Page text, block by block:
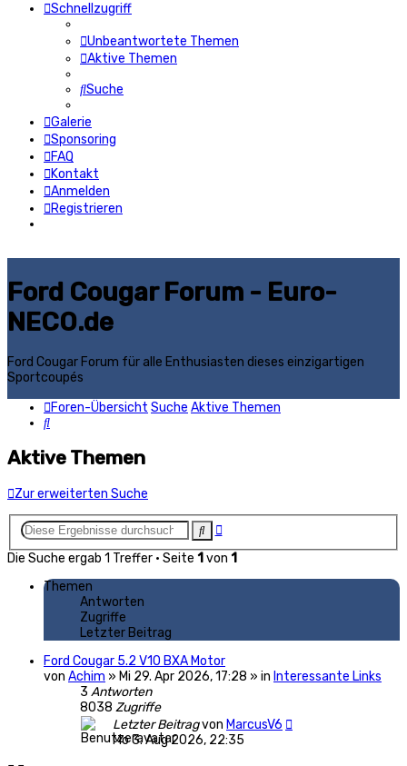
Schnellzugriff
Unbeantwortete Themen
Aktive Themen
Suche
Galerie
Sponsoring
FAQ
Kontakt
Anmelden
Registrieren
Ford Cougar Forum - Euro-
NECO.de
Ford Cougar Forum für alle Enthusiasten dieses einzigartigen
Sportcoupés
Foren-Übersicht Suche Aktive Themen
Suche
Aktive Themen
Zur erweiterten Suche
SucheErweiterte
Die Suche ergab 1 Treffer • Seite 1von 1
Themen
Antworten
Zugriffe
Letzter Beitrag
Ford Cougar 5.2 V10 BXA Motor
von Achim » Mi 29. Apr 2026, 17:28 » in Interessante Links
3 Antworten
8038 Zugriffe
Letzter Beitragvon MarcusV6
Mo 3. Aug 2026, 22:35